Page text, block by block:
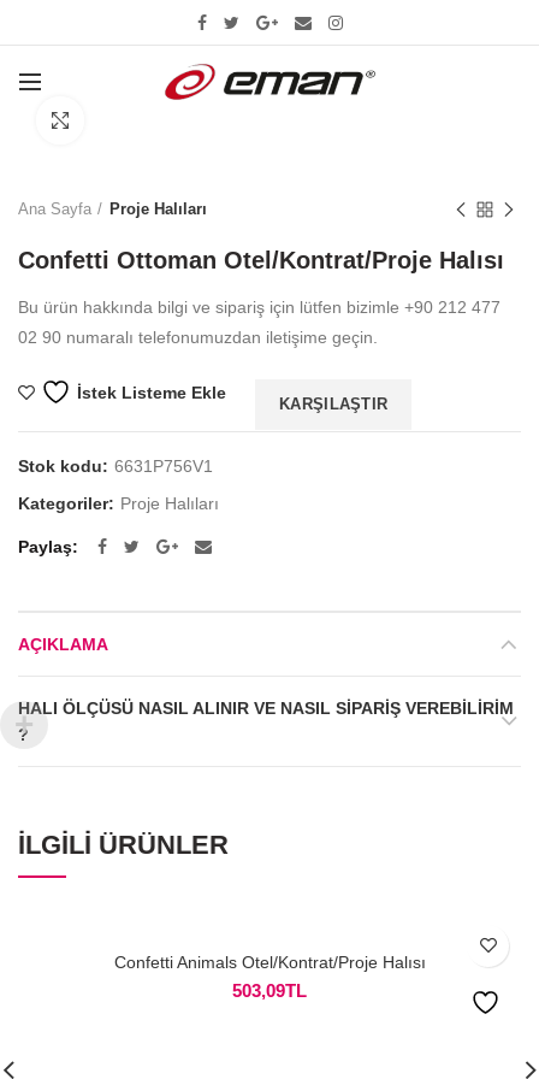
Ana Sayfa Proje Halıları
Confetti Ottoman Otel/Kontrat/Proje Halısı
Bu ürün hakkında bilgi ve sipariş için lütfen bizimle +90 212 477
02 90 numaralı telefonumuzdan iletişime geçin.
İstek Listeme Ekle
KARŞILAŞTIR
Stok kodu: 6631P756V1
Kategoriler: Proje Halıları
Paylaş
AÇIKLAMA
HALI ÖLÇÜSÜ NASIL ALINIR VE NASIL SIPARIŞ VEREBILIRIM
?
İLGILI ÜRÜNLER
Confetti Animals Otel/Kontrat/Proje Halısı
503,09TL